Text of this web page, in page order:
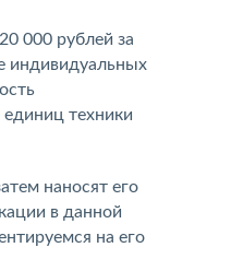
000 рублей за
индивидуальных
техники
наносят его
в данной
на его